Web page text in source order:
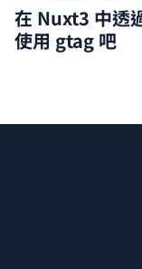
在 Nuxt3 中透
使用 gtag 吧